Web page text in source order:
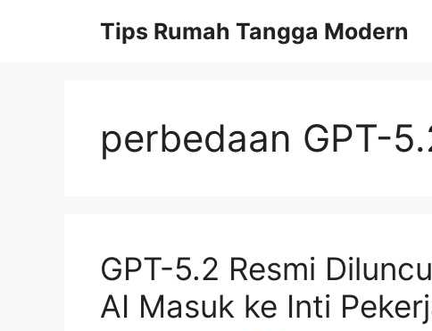
Tips Rumah Tangga Modern
perbedaan GPT-
GPT-5.2 Resmi
AI Masuk ke Inti